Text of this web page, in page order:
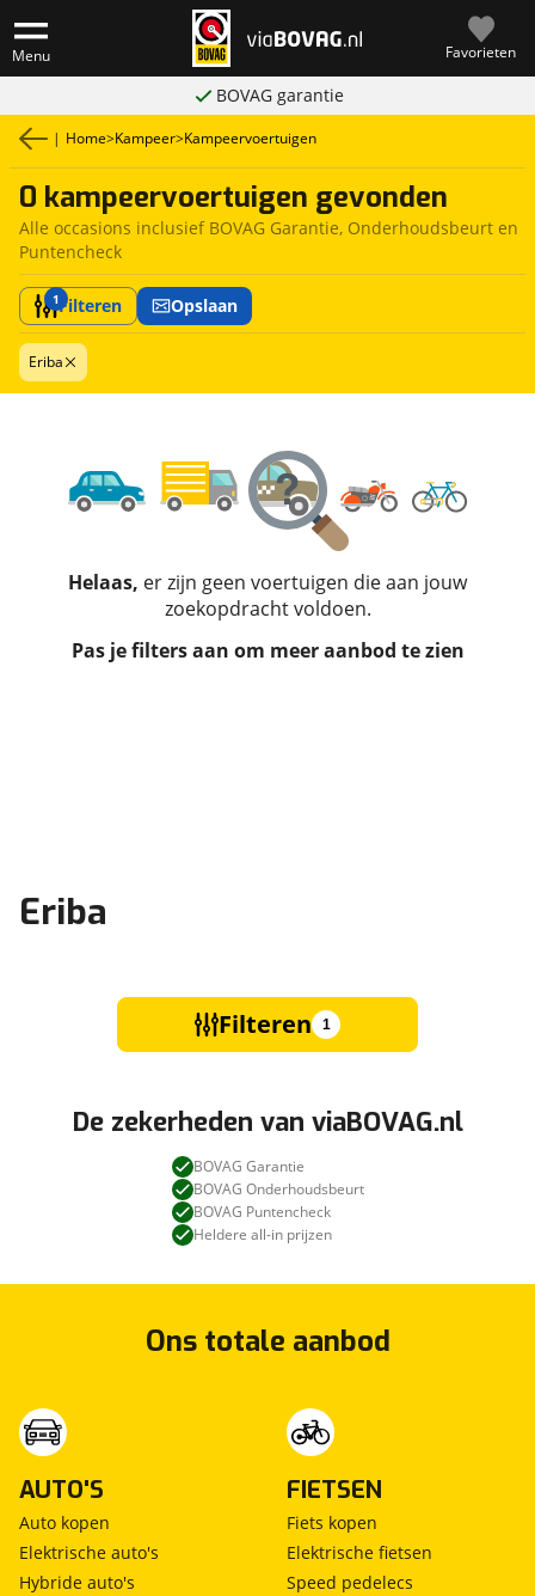
Menu Favorieten
BOVAG garantie
| Home>Kampeer>Kampeervoertuigen
0 kampeervoertuigen gevonden
Alle occasions inclusief BOVAG Garantie, Onderhoudsbeurt en
Puntencheck
1Filteren Opslaan
Eriba
Helaas, er zijn geen voertuigen die aan jouw
zoekopdracht voldoen.
Pas je filters aan om meer aanbod te zien
Eriba
Filteren 1
De zekerheden van viaBOVAG.nl
BOVAG Garantie
BOVAG Onderhoudsbeurt
BOVAG Puntencheck
Heldere all-in prijzen
Ons totale aanbod
AUTO'S
Auto kopen
Elektrische auto's
Hybride auto's
FIETSEN
Fiets kopen
Elektrische fietsen
Speed pedelecs